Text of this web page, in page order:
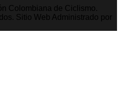
Colombiana de Ciclismo.
Sitio Web Administrado por